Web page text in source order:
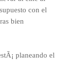
con el
bien
planeando el